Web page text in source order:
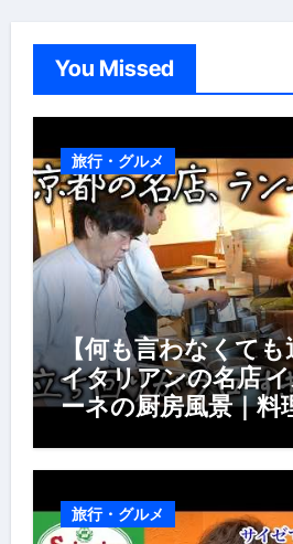
You Missed
旅行・グルメ
【何も言わなくて
イタリアンの名店
ーネの厨房風景｜料
風景】
旅行・グルメ